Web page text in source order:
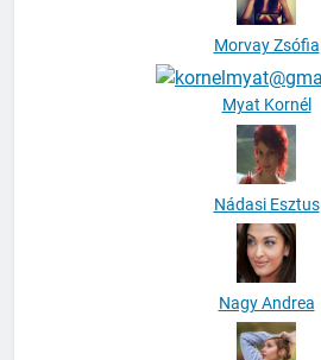
Morvay Zsófia
Myat Kornél
Nádasi Esztus
Nagy Andrea